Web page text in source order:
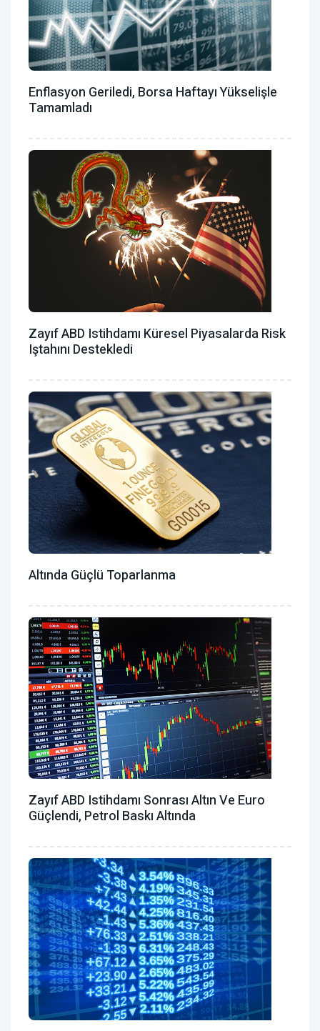
Enflasyon Geriledi, Borsa Haftayı Yükselişle
Tamamladı
Zayıf ABD Istihdamı Küresel Piyasalarda Risk
Iştahını Destekledi
Altında Güçlü Toparlanma
Zayıf ABD Istihdamı Sonrası Altın Ve Euro
Güçlendi, Petrol Baskı Altında